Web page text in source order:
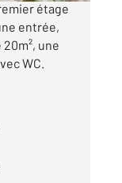
étage
entrée,
une
WC.